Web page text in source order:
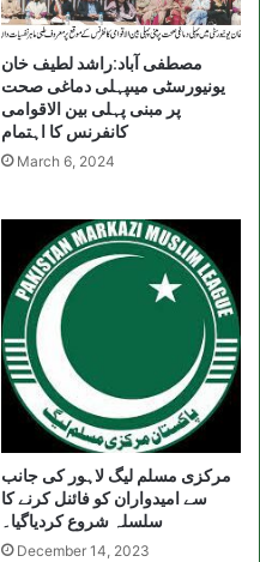
مصطفی آباد:راشد لطیف خان
یونیورسٹی میںپہلی دماغی صحت
پر مبنی پہلی بین الاقوامی
کانفرنس کا اہتمام
March 6, 2024
مرکزی مسلم لیگ لاہور کی جانب
سے امیدواران کو فائنل کرنے کا
سلسلہ شروع کردیاگیا۔
December 14, 2023